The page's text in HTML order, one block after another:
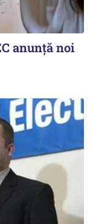
anunţă noi